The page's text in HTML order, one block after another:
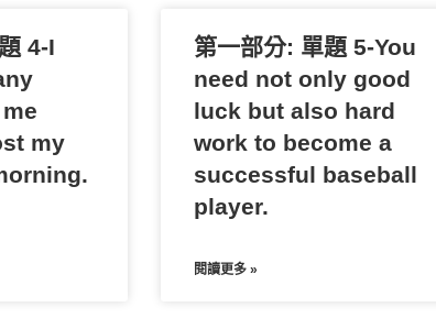
4-I
my
第一部分: 單題 5-You
need not only good
luck but also hard
work to become a
successful baseball
player.
閱讀更多 »